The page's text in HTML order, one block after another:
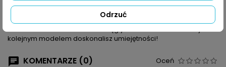
Zwróć uwagę na kwadratowe projekty: zaczynasz w kółeczku,
a kończysz symetrycznym kwadratem z trójwymiarowym
kwiatkiem lub kwadratem z okrągłymi narożnikami. Z każdym
kolejnym modelem doskonalisz umiejętności!
KOMENTARZE (0) Oceń
Odrzuć